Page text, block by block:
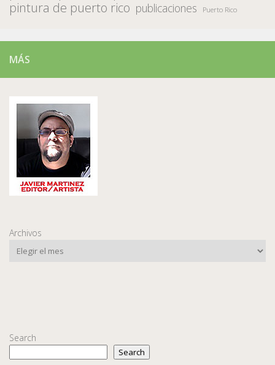
pintura de puerto rico publicaciones Puerto Rico
MÁS
Archivos
Search
Search